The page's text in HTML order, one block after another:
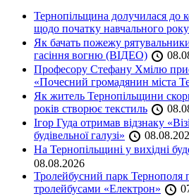
Тернопільщина долучилася до
щодо початку навчального року
Як бачать пожежу
гасіння вогню (ВІДЕО)
Професору Стефану Хмілю
«Почесний громадянин міста
Як житель Тернопільщини
років створює текстиль
Ігор Гуда отримав відзнаку
будівельної галузі»
На Тернопільщині у вихідні
08.08.2026
Тролейбусний парк
тролейбусами «Електрон»